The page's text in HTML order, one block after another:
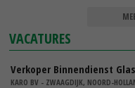
VACATURES
Verkoper Binnendienst
KARO BV - ZWAAGDIJK, NOORD-